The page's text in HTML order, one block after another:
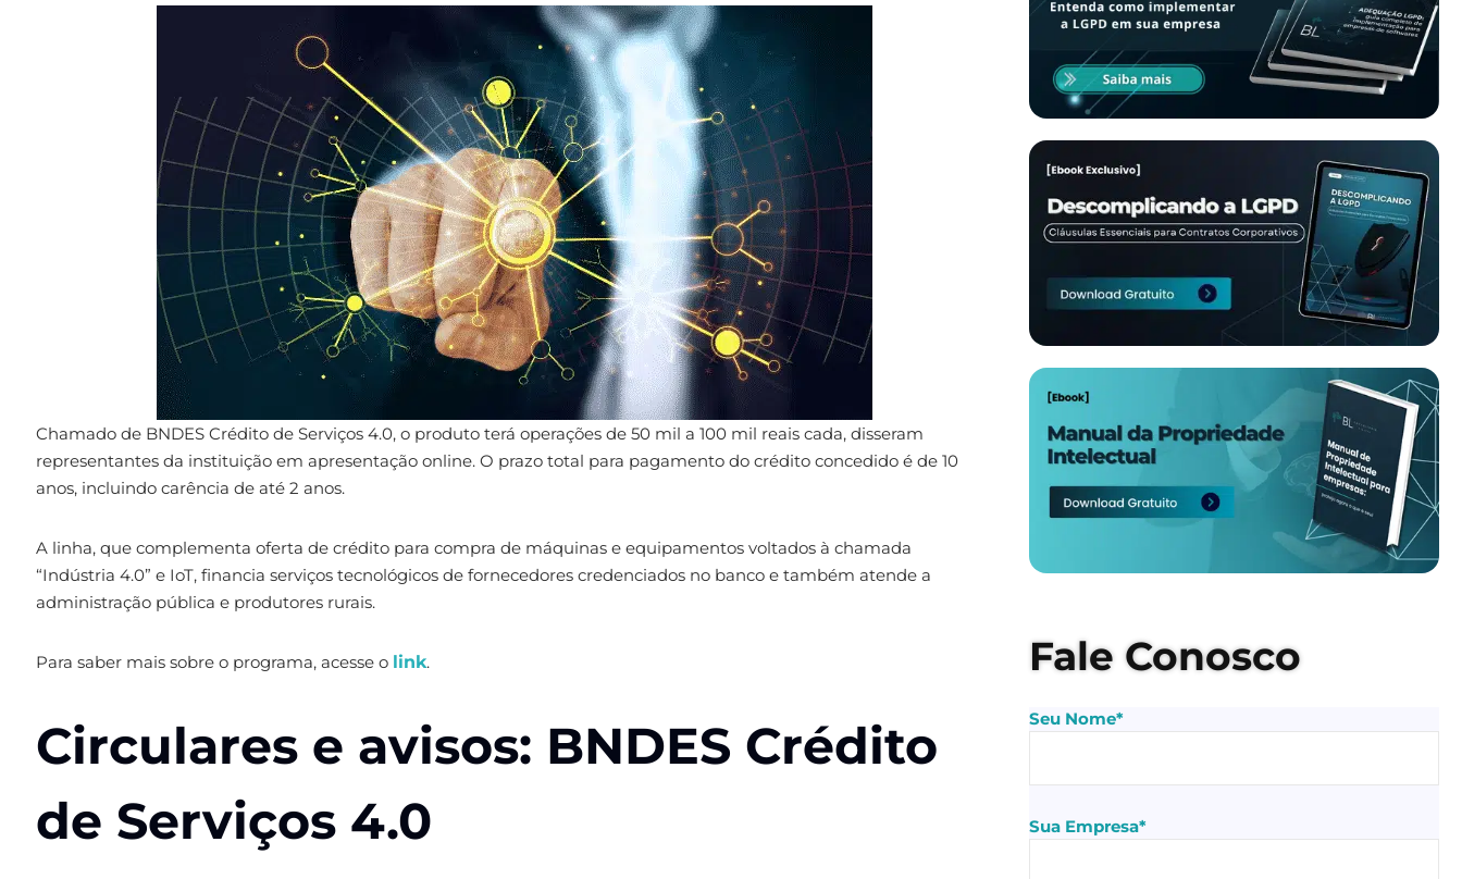
Chamado de BNDES Crédito de Serviços 4.0, o produto terá operações de 50 mil a 100 mil reais cada, disseram
representantes da instituição em apresentação online. O prazo total para pagamento do crédito concedido é de 10
anos, incluindo carência de até 2 anos.
A linha, que complementa oferta de crédito para compra de máquinas e equipamentos voltados à chamada
“Indústria 4.0” e IoT, financia serviços tecnológicos de fornecedores credenciados no banco e também atende a
administração pública e produtores rurais.
Para saber mais sobre o programa, acesse o link.
Circulares e avisos: BNDES Crédito
de Serviços 4.0
Fale Conosco
Seu Nome*
Sua Empresa*